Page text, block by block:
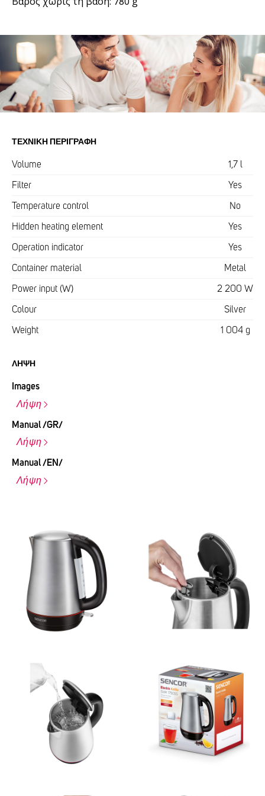
ΤΕΧΝΙΚΉ ΠΕΡΙΓΡΑΦΉ
Volume 1,7 l
Filter Yes
Temperature control No
Hidden heating element Yes
Operation indicator Yes
Container material Metal
Power input (W) 2 200 W
Colour Silver
Weight 1 004 g
ΛΉΨΗ
Images
Λήψη
Manual /GR/
Λήψη
Manual /EN/
Λήψη